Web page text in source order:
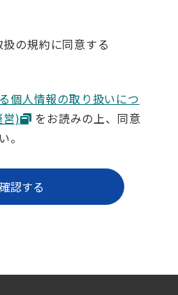
の規約に同意する
個人情報の取り扱いにつ
営)
をお読みの上、同意
。
確認する